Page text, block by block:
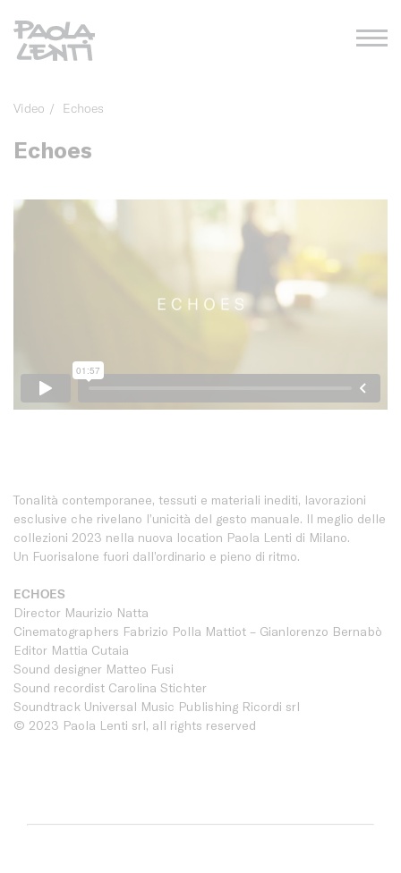
Video / Echoes
Echoes
Tonalità contemporanee, tessuti e materiali inediti, lavorazioni
esclusive che rivelano l’unicità del gesto manuale. Il meglio delle
collezioni 2023 nella nuova location Paola Lenti di Milano.
Un Fuorisalone fuori dall’ordinario e pieno di ritmo.
ECHOES
Director Maurizio Natta
Cinematographers Fabrizio Polla Mattiot – Gianlorenzo Bernabò
Editor Mattia Cutaia
Sound designer Matteo Fusi
Sound recordist Carolina Stichter
Soundtrack Universal Music Publishing Ricordi srl
© 2023 Paola Lenti srl, all rights reserved